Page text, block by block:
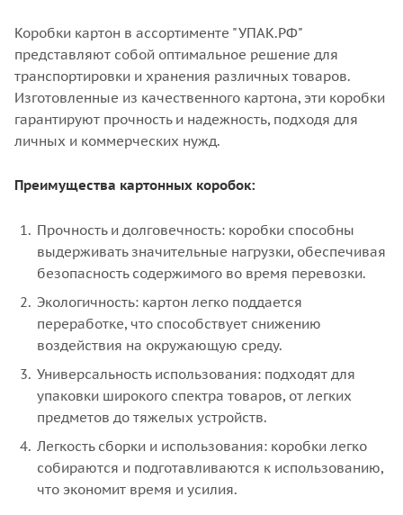
Коробки картон в ассортименте "УПАК.РФ"
представляют собой оптимальное решение для
транспортировки и хранения различных товаров.
Изготовленные из качественного картона, эти коробки
гарантируют прочность и надежность, подходя для
личных и коммерческих нужд.
Преимущества картонных коробок:
Прочность и долговечность: коробки способны
выдерживать значительные нагрузки, обеспечивая
безопасность содержимого во время перевозки.
Экологичность: картон легко поддается
переработке, что способствует снижению
воздействия на окружающую среду.
Универсальность использования: подходят для
упаковки широкого спектра товаров, от легких
предметов до тяжелых устройств.
Легкость сборки и использования: коробки легко
собираются и подготавливаются к использованию,
что экономит время и усилия.